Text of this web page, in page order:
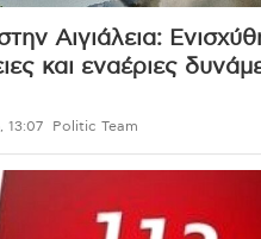
Αιγιάλεια:
και εναέριες
13:07 Politic Team